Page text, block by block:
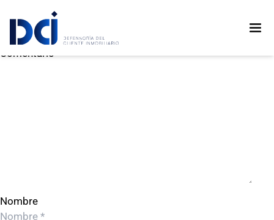
PROYECTO CANTABRIA 01 SAC
Deja un comentario
Comentario
Nombre